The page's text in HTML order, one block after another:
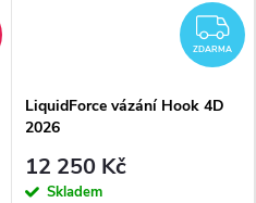
ZDARMA
LiquidForce vázání Hook 4D
2026
12 250 Kč
Skladem